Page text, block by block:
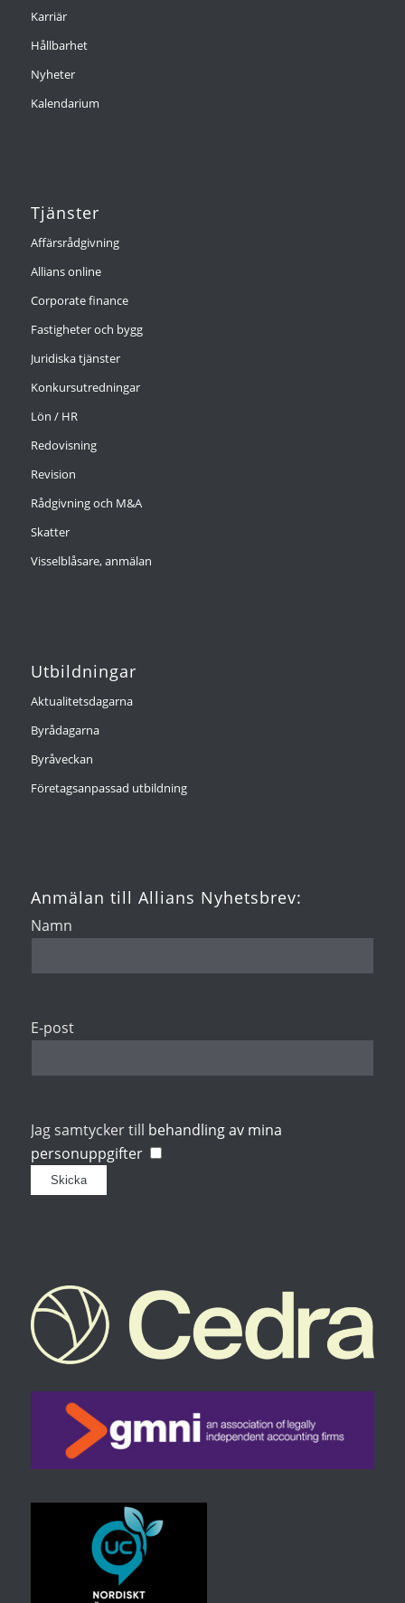
Karriär
Hållbarhet
Nyheter
Kalendarium
Tjänster
Affärsrådgivning
Allians online
Corporate finance
Fastigheter och bygg
Juridiska tjänster
Konkursutredningar
Lön / HR
Redovisning
Revision
Rådgivning och M&A
Skatter
Visselblåsare, anmälan
Utbildningar
Aktualitetsdagarna
Byrådagarna
Byråveckan
Företagsanpassad utbildning
Anmälan till Allians Nyhetsbrev:
Namn
E-post
Jag samtycker till behandling av mina
personuppgifter